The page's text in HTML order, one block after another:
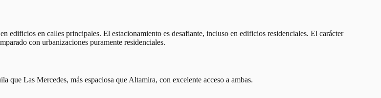
edificios en calles principales. El estacionamiento es desafiante, incluso en edificios residenciales. El carácter
con urbanizaciones puramente residenciales.
Las Mercedes, más espaciosa que Altamira, con excelente acceso a ambas.